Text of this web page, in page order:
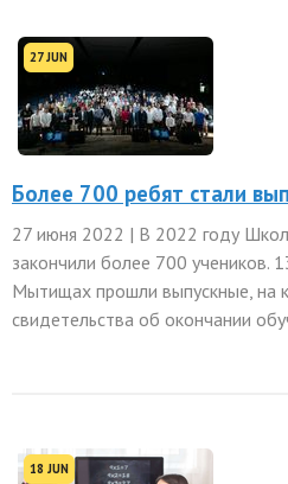
27 JUN
Более 700 ребят стали
27 июня 2022 | В 2022 году
закончили более 700 учеников.
Мытищах прошли выпускные, на
свидетельства об окончании
18 JUN